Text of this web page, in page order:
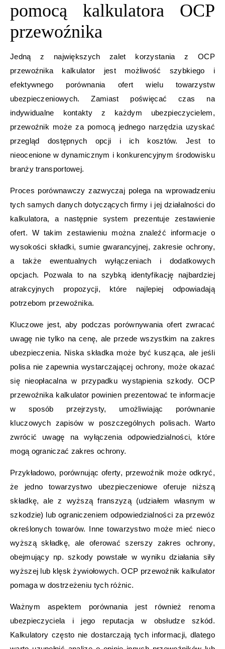
pomocą kalkulatora OCP
przewoźnika
Jedną z największych zalet korzystania z OCP
przewoźnika kalkulator jest możliwość szybkiego i
efektywnego porównania ofert wielu towarzystw
ubezpieczeniowych. Zamiast poświęcać czas na
indywidualne kontakty z każdym ubezpieczycielem,
przewoźnik może za pomocą jednego narzędzia uzyskać
przegląd dostępnych opcji i ich kosztów. Jest to
nieocenione w dynamicznym i konkurencyjnym środowisku
branży transportowej.
Proces porównawczy zazwyczaj polega na wprowadzeniu
tych samych danych dotyczących firmy i jej działalności do
kalkulatora, a następnie system prezentuje zestawienie
ofert. W takim zestawieniu można znaleźć informacje o
wysokości składki, sumie gwarancyjnej, zakresie ochrony,
a także ewentualnych wyłączeniach i dodatkowych
opcjach. Pozwala to na szybką identyfikację najbardziej
atrakcyjnych propozycji, które najlepiej odpowiadają
potrzebom przewoźnika.
Kluczowe jest, aby podczas porównywania ofert zwracać
uwagę nie tylko na cenę, ale przede wszystkim na zakres
ubezpieczenia. Niska składka może być kusząca, ale jeśli
polisa nie zapewnia wystarczającej ochrony, może okazać
się nieopłacalna w przypadku wystąpienia szkody. OCP
przewoźnika kalkulator powinien prezentować te informacje
w sposób przejrzysty, umożliwiając porównanie
kluczowych zapisów w poszczególnych polisach. Warto
zwrócić uwagę na wyłączenia odpowiedzialności, które
mogą ograniczać zakres ochrony.
Przykładowo, porównując oferty, przewoźnik może odkryć,
że jedno towarzystwo ubezpieczeniowe oferuje niższą
składkę, ale z wyższą franszyzą (udziałem własnym w
szkodzie) lub ograniczeniem odpowiedzialności za przewóz
określonych towarów. Inne towarzystwo może mieć nieco
wyższą składkę, ale oferować szerszy zakres ochrony,
obejmujący np. szkody powstałe w wyniku działania siły
wyższej lub klęsk żywiołowych. OCP przewoźnik kalkulator
pomaga w dostrzeżeniu tych różnic.
Ważnym aspektem porównania jest również renoma
ubezpieczyciela i jego reputacja w obsłudze szkód.
Kalkulatory często nie dostarczają tych informacji, dlatego